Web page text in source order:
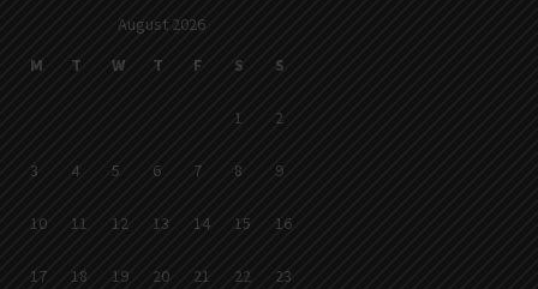
August 2026
M
T W T F S S
1 2
3 4 5 6 7 8 9
10 11 12 13 14 15 16
17 18 19 20 21 22 23